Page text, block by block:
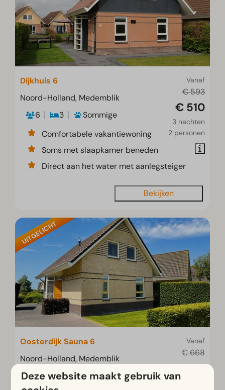
Vanaf
€ 593
€ 510
3 nachten
2 personen
Dijkhuis 6
Noord-Holland, Medemblik
6
3
Sommige
Comfortabele vakantiewoning
Soms met slaapkamer beneden
Direct aan het water met aanlegsteiger
Bekijken
UITGELICHT
Vanaf
€ 668
€ 574
3 nachten
Oosterdijk Sauna 6
Noord-Holland, Medemblik
6
3
Sommige
Deze website maakt gebruik van